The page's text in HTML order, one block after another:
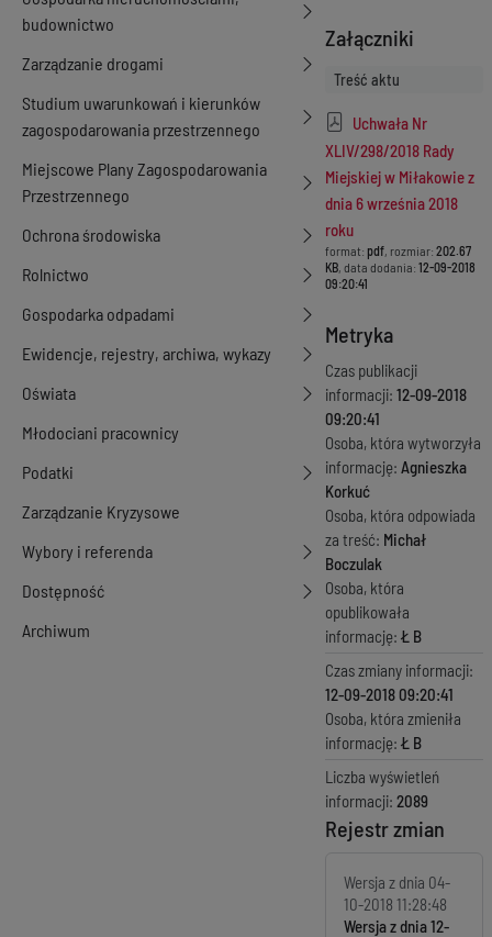
budownictwo
Zarządzanie drogami
Studium uwarunkowań i kierunków
zagospodarowania przestrzennego
Miejscowe Plany Zagospodarowania
Przestrzennego
Ochrona środowiska
Rolnictwo
Gospodarka odpadami
Ewidencje, rejestry, archiwa, wykazy
Oświata
Młodociani pracownicy
Podatki
Zarządzanie Kryzysowe
Wybory i referenda
Dostępność
Archiwum
Załączniki
Treść aktu
Uchwała Nr
XLIV/298/2018 Rady
Miejskiej w Miłakowie z
dnia 6 września 2018
roku
format: pdf, rozmiar: 202.67
KB, data dodania: 12-09-2018
09:20:41
Metryka
Czas publikacji
informacji: 12-09-2018
09:20:41
Osoba, która wytworzyła
informację: Agnieszka
Korkuć
Osoba, która odpowiada
za treść: Michał
Boczulak
Osoba, która
opublikowała
informację: Ł B
Czas zmiany informacji:
12-09-2018 09:20:41
Osoba, która zmieniła
informację: Ł B
Liczba wyświetleń
informacji: 2089
Rejestr zmian
Wersja z dnia 04-
10-2018 11:28:48
Wersja z dnia12-